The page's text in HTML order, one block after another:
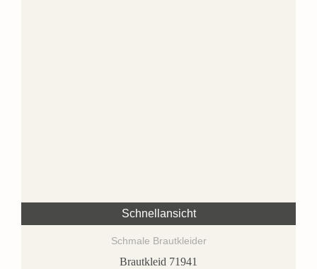
Schnellansicht
Schmale Brautkleider
Brautkleid 71941